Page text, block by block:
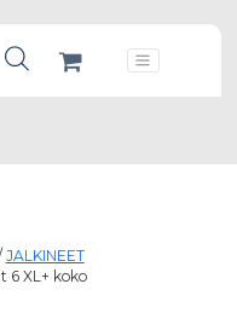
search
JALKINEET
6 XL+ koko